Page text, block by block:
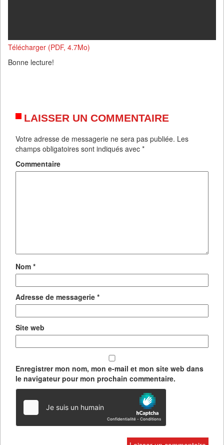
Télécharger (PDF, 4.7Mo)
Bonne lecture!
LAISSER UN COMMENTAIRE
Votre adresse de messagerie ne sera pas publiée. Les
champs obligatoires sont indiqués avec *
Commentaire
Nom *
Adresse de messagerie *
Site web
Enregistrer mon nom, mon e-mail et mon site web dans
le navigateur pour mon prochain commentaire.